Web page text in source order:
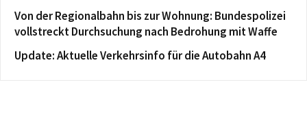
Von der Regionalbahn bis zur Wohnung: Bundespolizei
vollstreckt Durchsuchung nach Bedrohung mit Waffe
Update: Aktuelle Verkehrsinfo für die Autobahn A4